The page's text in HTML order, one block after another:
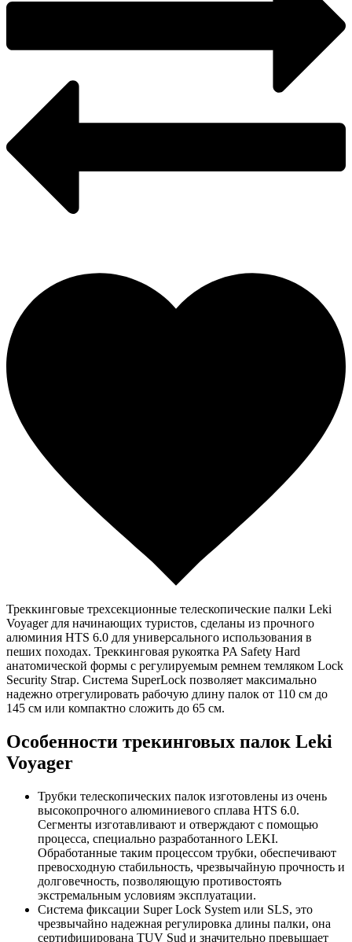
Треккинговые трехсекционные телескопические палки Leki
Voyager для начинающих туристов, сделаны из прочного
алюминия HTS 6.0 для универсального использования в
пеших походах. Треккинговая рукоятка PA Safety Hard
анатомической формы с регулируемым ремнем темляком Lock
Security Strap. Система SuperLock позволяет максимально
надежно отрегулировать рабочую длину палок от 110 см до
145 см или компактно сложить до 65 см.
Особенности трекинговых палок Leki
Voyager
Трубки телескопических палок изготовлены из очень
высокопрочного алюминиевого сплава HTS 6.0.
Сегменты изготавливают и отверждают с помощью
процесса, специально разработанного LEKI.
Обработанные таким процессом трубки, обеспечивают
превосходную стабильность, чрезвычайную прочность и
долговечность, позволяющую противостоять
экстремальным условиям эксплуатации.
Система фиксации Super Lock System или SLS, это
чрезвычайно надежная регулировка длины палки, она
сертифицирована TUV Sud и значительно превышает